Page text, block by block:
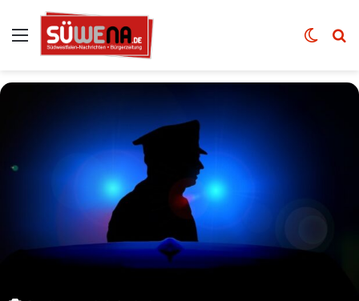
Auswahl Skin